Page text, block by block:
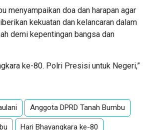
menyampaikan doa dan harapan agar
kekuatan dan kelancaran dalam
demi kepentingan bangsa dan
ke-80. Polri Presisi untuk Negeri,”
Anggota DPRD Tanah Bumbu
Hari Bhayangkara ke-80